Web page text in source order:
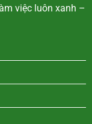
việc luôn xanh –